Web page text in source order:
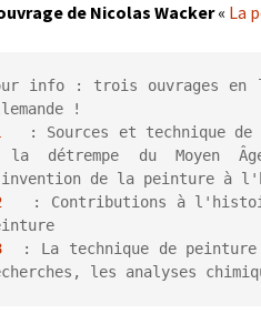
de Nicolas Wacker« La
info : trois ouvrages en
!
: Sources et technique
la détrempe du Moyen
de la peinture à
: Contributions à
: La technique de
les analyses